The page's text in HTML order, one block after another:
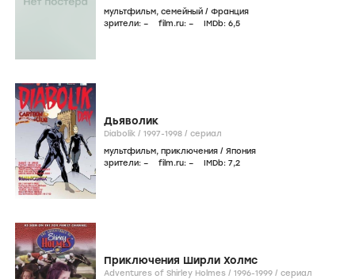
мультфильм, семейный / Франция
зрители: – film.ru: – IMDb: 6,5
Дьяволик
Diabolik / 1997-1998 / сериал
мультфильм, приключения / Япония
зрители: – film.ru: – IMDb: 7,2
Приключения Ширли Холмс
Adventures of Shirley Holmes / 1996-1999 / сериал